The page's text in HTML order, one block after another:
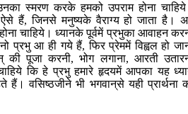
स्मरण करके हमको उपराम होना
हैं, जिनसे मनुष्यके वैराग्य हो जाता है।
चाहिये। ध्यानके पूर्वमें प्रभुका आवाहन
प्रभु आ ही गये हैं, फिर प्रेममें विह्वल हो
पूजा करनी, भोग लगाना, आरती
कि हे प्रभु हमारे हृदयमें आपका यह
वसिष्ठजीने भी भगवान‍्से यही प्रार्थना